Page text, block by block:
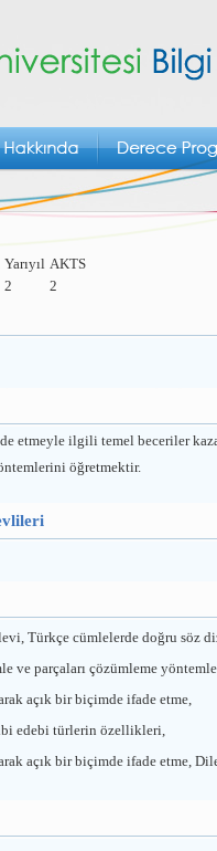
Yarıyıl AKTS
2 2
etmeyle ilgili temel beceriler
öğretmektir.
Türkçe cümlelerde doğru söz
ve parçaları çözümleme
açık bir biçimde ifade etme,
edebi türlerin özellikleri,
açık bir biçimde ifade etme,